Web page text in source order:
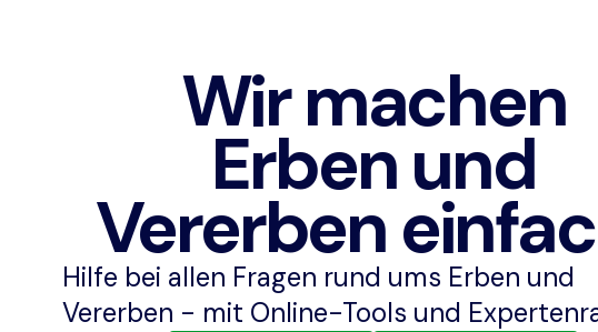
Wir machen
Erben und
Vererben
Hilfe bei allen Fragen rund ums Erben und
Vererben - mit Online-Tools und